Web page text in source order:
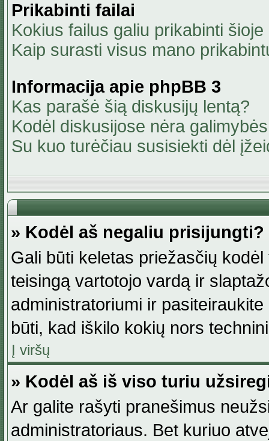
Prikabinti failai
Kokius failus galiu prikabinti
Kaip surasti visus mano
Informacija apie phpBB 3
Kas parašė šią diskusijų lentą?
Kodėl diskusijose nėra
Su kuo turėčiau susisiekti dėl
» Kodėl aš negaliu prisijungti?
Gali būti keletas priežasčių
teisingą vartotojo vardą ir
administratoriumi ir
būti, kad iškilo kokių nors
Į viršų
» Kodėl aš iš viso turiu
Ar galite rašyti pranešimus
administratoriaus. Bet kuriuo